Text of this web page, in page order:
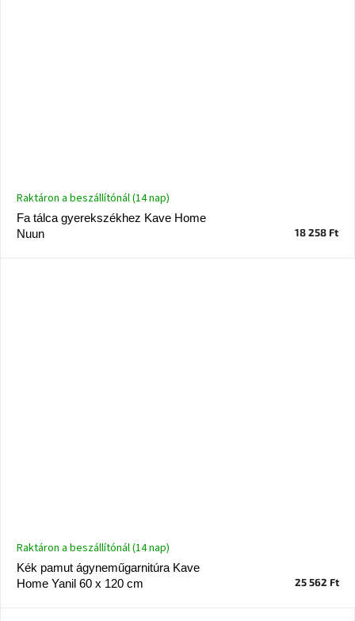
Fa tálca gyerekszékhez Kave Home
Nuun
Raktáron a beszállítónál (14 nap)
18 258 Ft
Kék pamut ágyneműgarnitúra Kave
Home Yanil 60 x 120 cm
Raktáron a beszállítónál (14 nap)
25 562 Ft